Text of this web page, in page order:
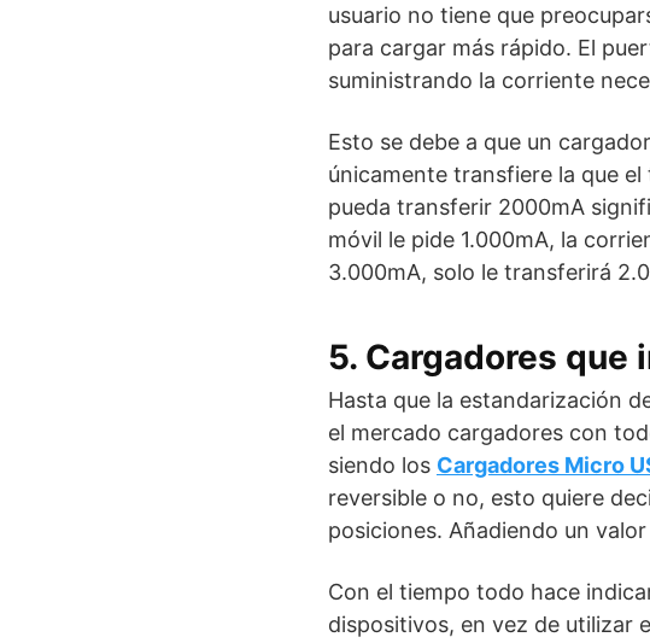
usuario no tiene que
para cargar más rápido. El
suministrando la corriente
Esto se debe a que un
únicamente transfiere la que
pueda transferir 2000mA
móvil le pide 1.000mA, la
3.000mA, solo le transferirá
5. Cargadores que
Hasta que la estandarización
el mercado cargadores con
siendo los Cargadores Micro
reversible o no, esto quiere
posiciones. Añadiendo un
Con el tiempo todo hace
dispositivos, en vez de utilizar